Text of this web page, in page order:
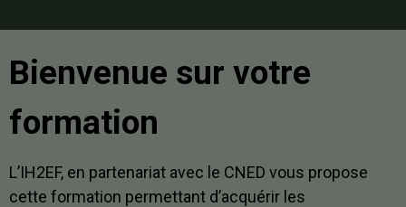
Bienvenue sur votre
formation
L’IH2EF, en partenariat avec le CNED vous propose
cette formation permettant d’acquérir les